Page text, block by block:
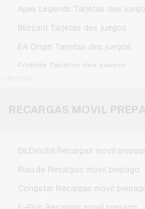
Apex Legends Tarjetas des
Blizzard Tarjetas des juegos
EA Origin Tarjetas des juegos
Fortnite Tarjetas des juegos
Minecraft Tarjetas des juegos
RECARGAS MOVIL
BILDmobil Recargas movil
Blau.de Recargas movil prepago
Congstar Recargas movil